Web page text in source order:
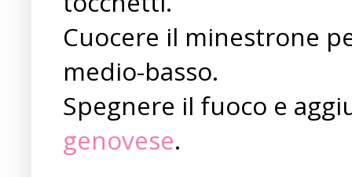
Cuocere il minestrone
medio-basso.
Spegnere il fuoco e
genovese.